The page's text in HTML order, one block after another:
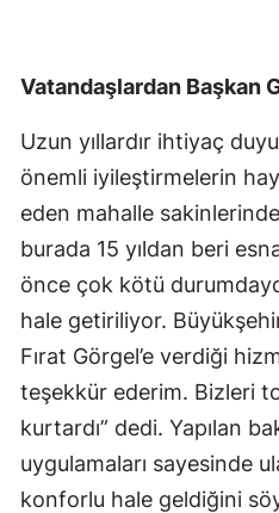
Vatandaşlardan Başkan
Uzun yıllardır ihtiyaç
önemli iyileştirmelerin
eden mahalle
burada 15 yıldan beri
önce çok kötü
hale getiriliyor.
Fırat Görgel’e verdiği
teşekkür ederim. Bizleri
kurtardı” dedi. Yapılan
uygulamaları sayesinde
konforlu hale geldiğini